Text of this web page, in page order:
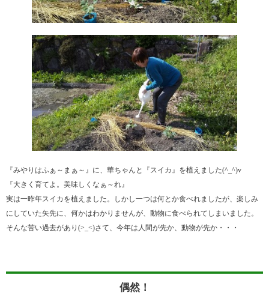
『みやりはふぁ～まぁ～』に、華ちゃんと『スイカ』を植えました(^_^)v
『大きく育てよ。美味しくなぁ～れ』
実は一昨年スイカを植えました。しかし一つは何とか食べれましたが、楽しみ
にしていた矢先に、何かはわかりませんが、動物に食べられてしまいました。
そんな苦い過去があり(>_<)さて、今年は人間が先か、動物が先か・・・
偶然！